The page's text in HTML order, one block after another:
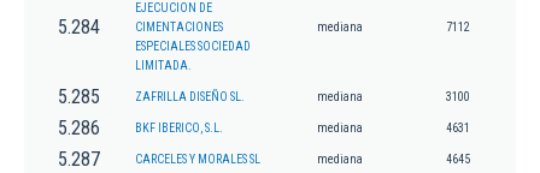
5.284
EJECUCION DE
CIMENTACIONES
ESPECIALES SOCIEDAD
LIMITADA.
mediana 7112
5.285 ZAFRILLA DISEÑO SL. mediana 3100
5.286 BKF IBERICO, S.L. mediana 4631
5.287 CARCELES Y MORALES SL mediana 4645